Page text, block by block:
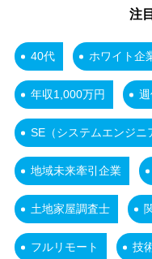
注
40代 ホワイト企
年収1,000万円
SE（システムエンジニ
地域未来牽引企業
土地家屋調査士
フルリモート 技